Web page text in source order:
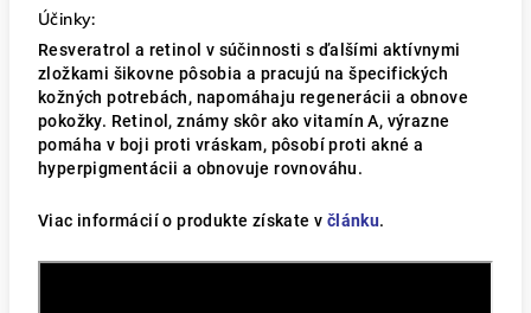
Účinky:
Resveratrol a retinol v súčinnosti s ďalšími aktívnymi
zložkami šikovne pôsobia a pracujú na špecifických
kožných potrebách, napomáhaju regenerácii a obnove
pokožky. Retinol, známy skôr ako vitamín A, výrazne
pomáha v boji proti vráskam, pôsobí proti akné a
hyperpigmentácii a obnovuje rovnováhu.
Viac informácií o produkte získate v článku.